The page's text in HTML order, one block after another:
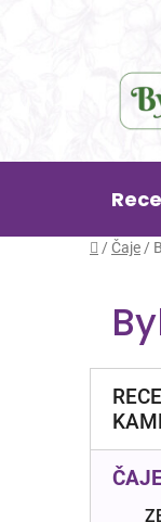
Domů
/ Čaje /
P
kategorie
K
e